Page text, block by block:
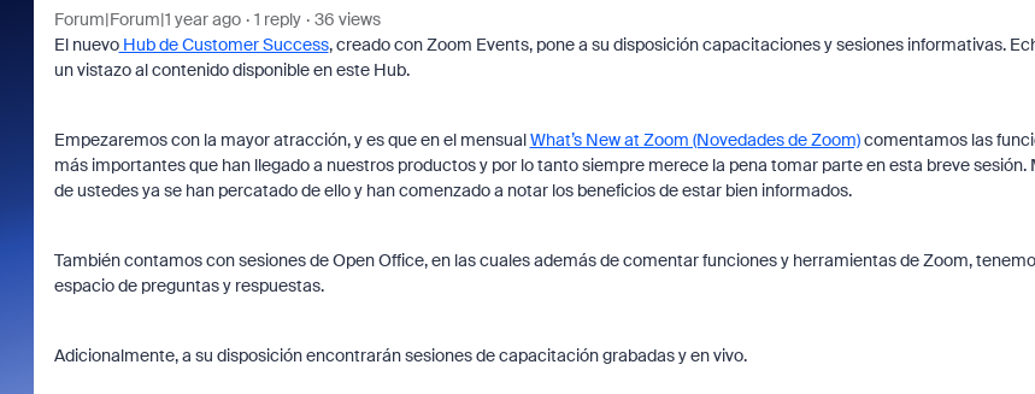
Forum|Forum|1 year ago 1 reply
36 views
El nuevoHub de Customer Success, creado con Zoom Events, pone a su disposición capacitaciones y sesiones informativas.
un vistazo al contenido disponible en este Hub.
Empezaremos con la mayor atracción, y es que en el mensualWhat’s New at Zoom (Novedades de Zoom)comentamos las
más importantes que han llegado a nuestros productos y por lo tanto siempre merece la pena tomar parte en esta breve sesión.
de ustedes ya se han percatado de ello y han comenzado a notar los beneficios de estar bien informados.
También contamos con sesiones de Open Office, en las cuales además de comentar funciones y herramientas de Zoom,
espacio de preguntas y respuestas.
Adicionalmente, a su disposición encontrarán sesiones de capacitación grabadas y en vivo.